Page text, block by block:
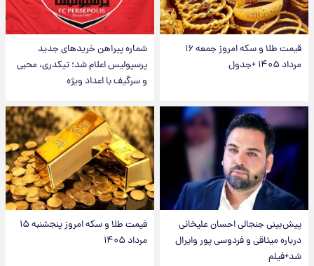
قیمت طلا و سکه امروز جمعه ۱۶
مرداد ۱۴۰۵ +جدول
شماره پیراهن خریدهای جدید
پرسپولیس اعلام شد؛ تیکدری، محبی
و سرگیف با اعداد ویژه
پیش‌بینی جنجالی احسان علیخانی
درباره میثاقی و فردوسی پور وایرال
شد+فیلم
قیمت طلا و سکه امروز پنجشنبه ۱۵
مرداد ۱۴۰۵